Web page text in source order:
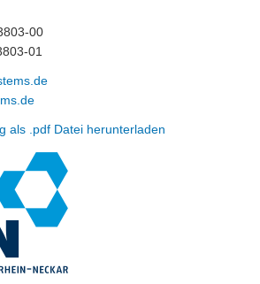
00
01
als .pdf Datei herunterladen